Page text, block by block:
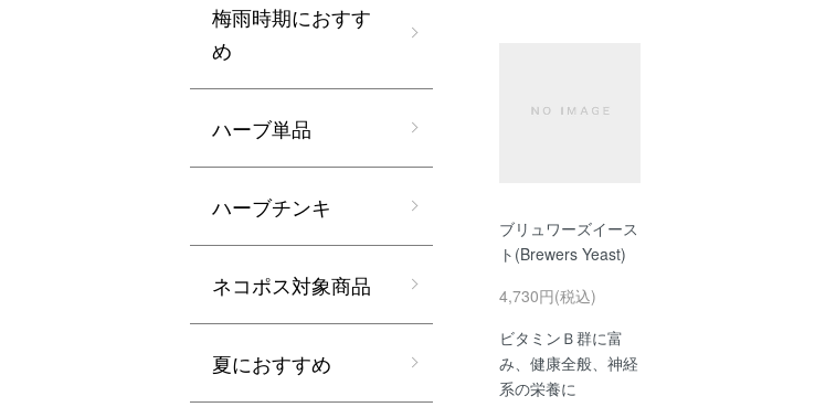
ブリュワーズイース
ト(Brewers Yeast)
4,730円(税込)
ビタミンＢ群に富
み、健康全般、神経
系の栄養に
梅雨時期におすす
め
ハーブ単品
ハーブチンキ
ネコポス対象商品
夏におすすめ